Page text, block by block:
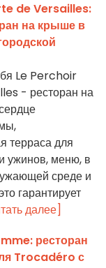
de Versailles:
на крыше в
Le Perchoir
- ресторан на
терраса для
ужинов, меню, в
среде и
гарантирует
далее]
ресторан
Trocadéro с